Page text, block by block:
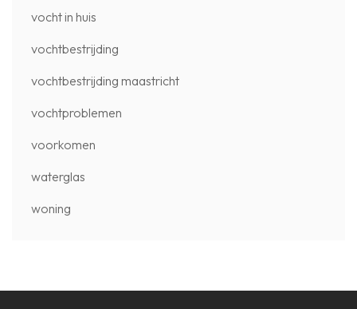
vocht in huis
vochtbestrijding
vochtbestrijding maastricht
vochtproblemen
voorkomen
waterglas
woning